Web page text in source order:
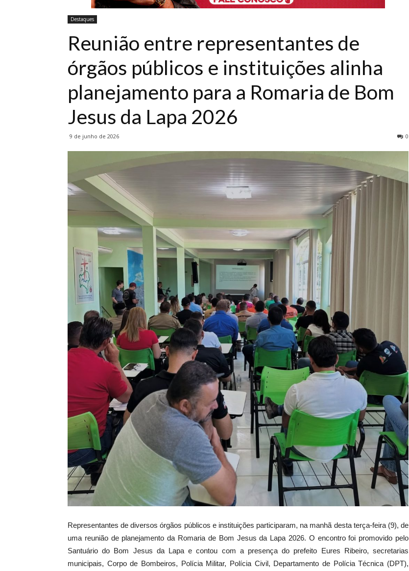
Destaques
Reunião entre representantes de
órgãos públicos e instituições alinha
planejamento para a Romaria de Bom
Jesus da Lapa 2026
9 de junho de 2026 0
Representantes de diversos órgãos públicos e instituições participaram, na manhã desta terça-feira (9), de
uma reunião de planejamento da Romaria de Bom Jesus da Lapa 2026. O encontro foi promovido pelo
Santuário do Bom Jesus da Lapa e contou com a presença do prefeito Eures Ribeiro, secretarias
municipais, Corpo de Bombeiros, Polícia Militar, Polícia Civil, Departamento de Polícia Técnica (DPT),